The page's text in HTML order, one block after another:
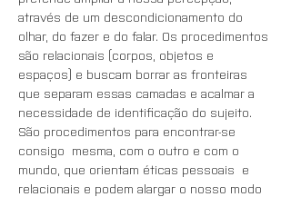
através de um descondicionamento do
olhar, do fazer e do falar. Os procedimentos
são relacionais (corpos, objetos e
espaços) e buscam borrar as fronteiras
que separam essas camadas e acalmar a
necessidade de identificação do sujeito.
São procedimentos para encontrar-se
consigo  mesma, com o outro e com o
mundo, que orientam éticas pessoais  e
relacionais e podem alargar o nosso modo